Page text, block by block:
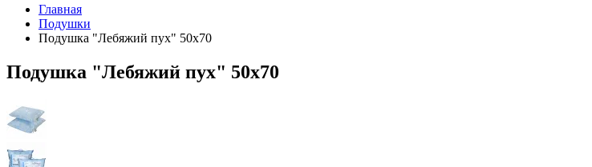
Главная
Подушки
Подушка "Лебяжий пух" 50х70
Подушка "Лебяжий пух" 50х70